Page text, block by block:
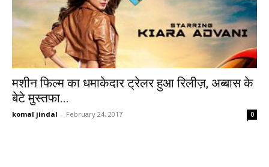
मशीन फिल्म का धमाकेदार ट्रेलर हुआ रिलीज़, अब्बास के
बेटे मुस्तफा...
komal jindal - February 24, 2017 0